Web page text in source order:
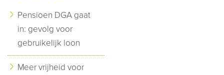
Pensioen DGA gaat
in: gevolg voor
gebruikelijk loon
Meer vrijheid voor